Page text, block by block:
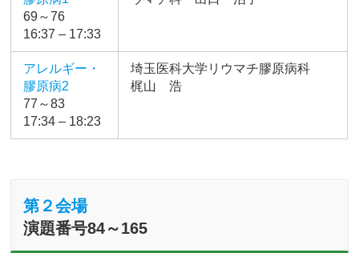
69～76
16:37 – 17:33
アレルギー・
膠原病2
77～83
17:34 – 18:23
埼玉医科大学リウマチ膠原病科
梶山 浩
第２会場
演題番号84～165